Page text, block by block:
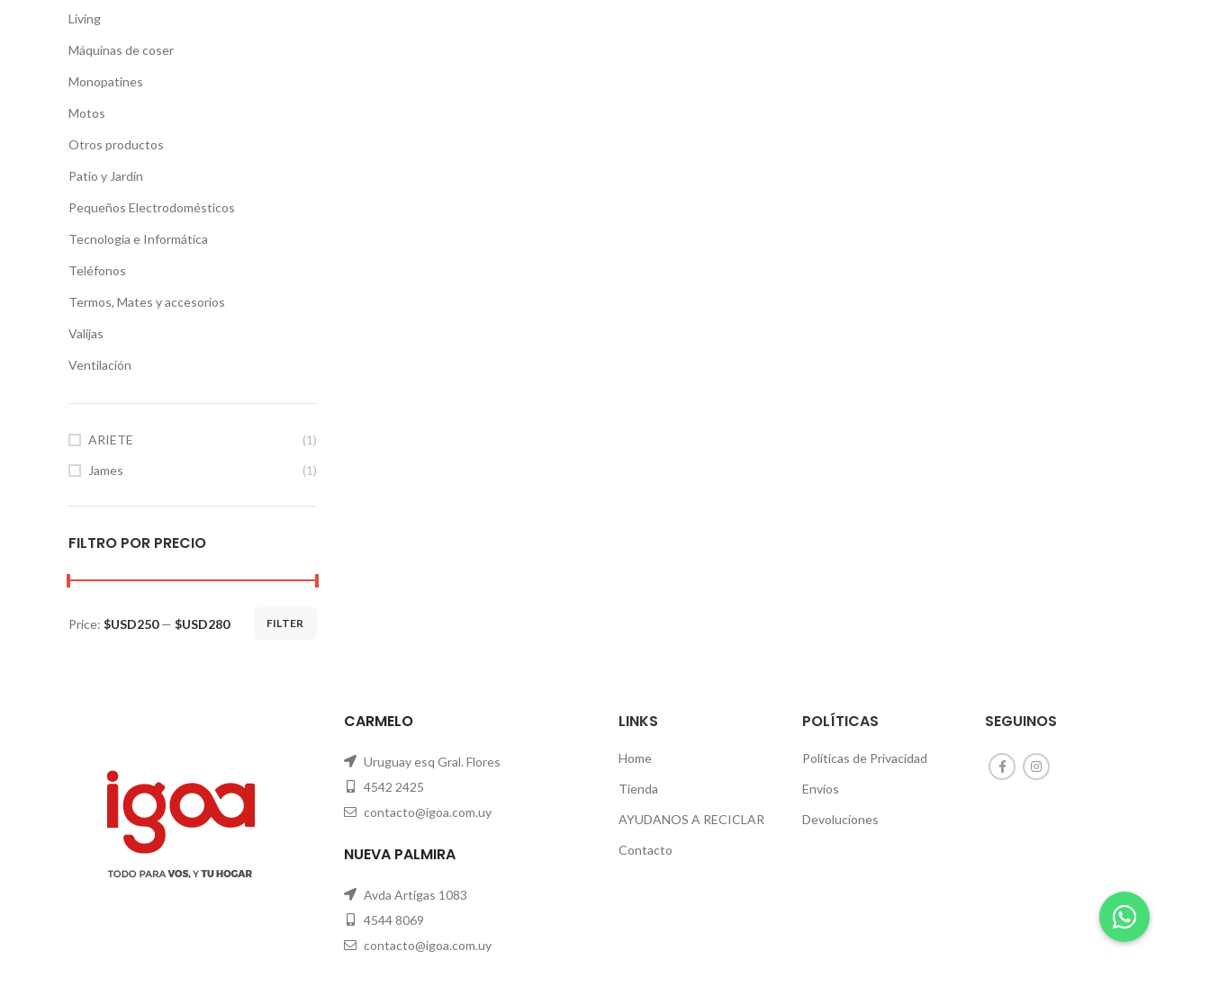
Living
Máquinas de coser
Monopatines
Motos
Otros productos
Patio y Jardín
Pequeños Electrodomésticos
Tecnología e Informática
Teléfonos
Termos, Mates y accesorios
Valijas
Ventilación
ARIETE
(1)
James
(1)
FILTRO POR PRECIO
FILTER
Price: $USD250— $USD280
CARMELO
Uruguay esq Gral. Flores
4542 2425
contacto@igoa.com.uy
NUEVA PALMIRA
Avda Artigas 1083
4544 8069
contacto@igoa.com.uy
LINKS
Home
Tienda
AYUDANOS A RECICLAR
Contacto
POLÍTICAS
Políticas de Privacidad
Envíos
Devoluciones
SEGUINOS